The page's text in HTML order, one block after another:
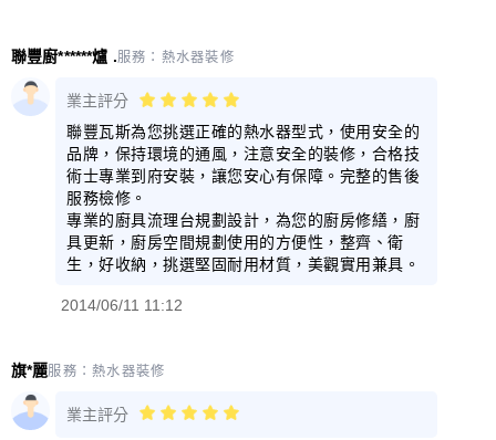
聯豐廚******爐 .服務： 熱水器裝修
業主評分
聯豐瓦斯為您挑選正確的熱水器型式，使用安全的
品牌，保持環境的通風，注意安全的裝修，合格技
術士專業到府安裝，讓您安心有保障。完整的售後
服務檢修。
專業的廚具流理台規劃設計，為您的廚房修繕，廚
具更新，廚房空間規劃使用的方便性，整齊、衛
生，好收納，挑選堅固耐用材質，美觀實用兼具。
2014/06/11 11:12
旗*麗服務：熱水器裝修
業主評分